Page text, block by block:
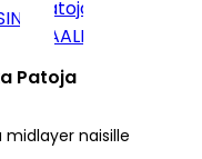
Patoja
midlayer naisille